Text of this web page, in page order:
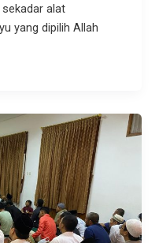
sekadar alat
yang dipilih Allah